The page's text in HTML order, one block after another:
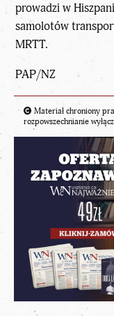
prowadzi w
samolotów
MRTT.
PAP/NZ
Materiał chroniony
rozpowszechnianie